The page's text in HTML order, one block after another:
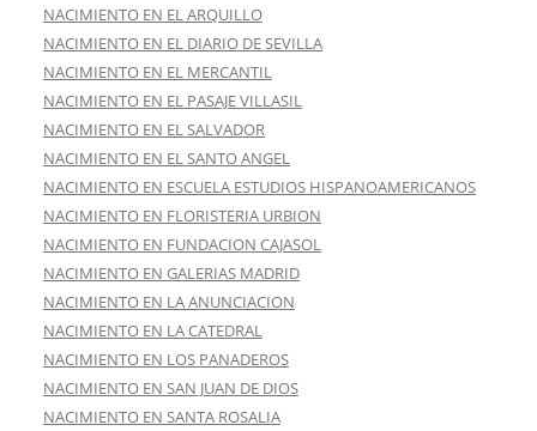
NACIMIENTO EN EL ARQUILLO
NACIMIENTO EN EL DIARIO DE SEVILLA
NACIMIENTO EN EL MERCANTIL
NACIMIENTO EN EL PASAJE VILLASIL
NACIMIENTO EN EL SALVADOR
NACIMIENTO EN EL SANTO ANGEL
NACIMIENTO EN ESCUELA ESTUDIOS HISPANOAMERICANOS
NACIMIENTO EN FLORISTERIA URBION
NACIMIENTO EN FUNDACION CAJASOL
NACIMIENTO EN GALERIAS MADRID
NACIMIENTO EN LA ANUNCIACION
NACIMIENTO EN LA CATEDRAL
NACIMIENTO EN LOS PANADEROS
NACIMIENTO EN SAN JUAN DE DIOS
NACIMIENTO EN SANTA ROSALIA